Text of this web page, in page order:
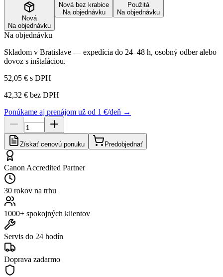
Nová
Na objednávku
Nová bez krabice
Na objednávku
Použitá
Na objednávku
Na objednávku
Skladom v Bratislave — expedícia do 24–48 h, osobný odber alebo
dovoz s inštaláciou.
52,05 € s DPH
42,32 € bez DPH
Ponúkame aj prenájom už od 1 €/deň →
Získať cenovú ponuku Predobjednať
Canon Accredited Partner
30 rokov na trhu
1000+ spokojných klientov
Servis do 24 hodín
Doprava zadarmo